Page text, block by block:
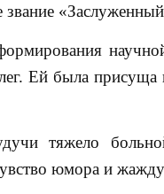
Ей была
тяжело
юмора и